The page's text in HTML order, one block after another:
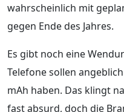
wahrscheinlich mit
gegen Ende des Jahres.
Es gibt noch eine
Telefone sollen
mAh haben. Das klingt
fast absurd, doch die